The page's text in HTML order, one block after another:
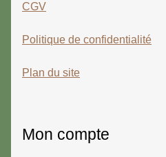
CGV
Politique de confidentialité
Plan du site
Mon compte